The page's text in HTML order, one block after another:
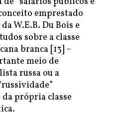
emprestado
W.E.B. Du Bois e
sobre a classe
branca [13] –
meio de
russa ou a
própria classe